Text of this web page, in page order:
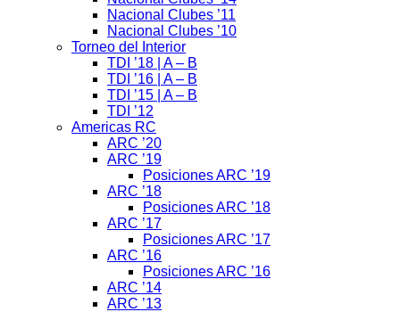
Nacional Clubes ’11
Nacional Clubes ’10
Torneo del Interior
TDI ’18 | A – B
TDI ’16 | A – B
TDI ’15 | A – B
TDI ’12
Americas RC
ARC ’20
ARC ’19
Posiciones ARC ’19
ARC ’18
Posiciones ARC ’18
ARC ’17
Posiciones ARC ’17
ARC ’16
Posiciones ARC ’16
ARC ’14
ARC ’13